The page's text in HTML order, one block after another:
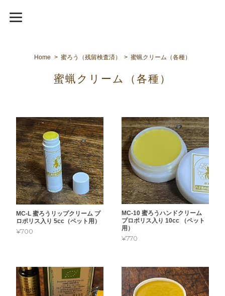
Home 蜜ろう（残留検査済） 蜜蝋クリーム（各種）
蜜蝋クリーム（各種）
MC-L 蜜ろうリップクリーム プ
ロポリス入り 5cc（ペット用）
¥700
MC-10 蜜ろうハンドクリーム
プロポリス入り 10cc （ペット
用）
¥770